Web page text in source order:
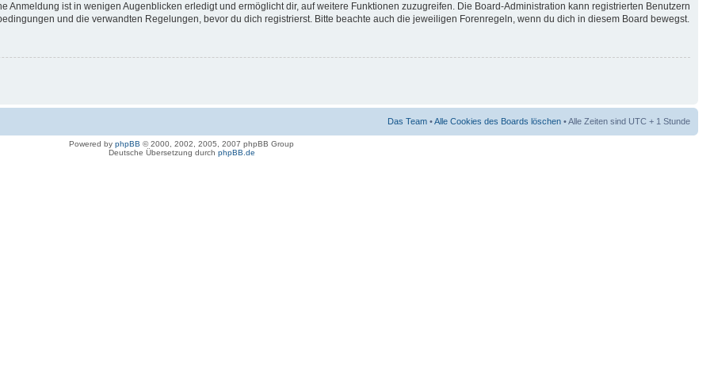
Anmeldung ist in wenigen Augenblicken erledigt und ermöglicht dir, auf weitere Funktionen zuzugreifen. Die Board-Administration kann registrierten Benutzern
und die verwandten Regelungen, bevor du dich registrierst. Bitte beachte auch die jeweiligen Forenregeln, wenn du dich in diesem Board bewegst.
Das Team •Alle Cookies des Boards löschen • Alle Zeiten sind UTC + 1 Stunde
Powered by phpBB © 2000, 2002, 2005, 2007 phpBB Group
Deutsche Übersetzung durch phpBB.de